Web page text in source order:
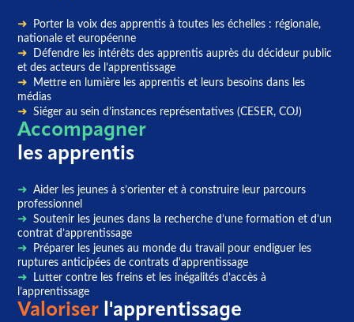
Porter la voix des apprentis à toutes les échelles : régionale,
nationale et européenne
Défendre les intérêts des apprentis auprès du décideur public
et des acteurs de l’apprentissage
Mettre en lumière les apprentis et leurs besoins dans les
médias
Siéger au sein d’instances représentatives (CESER, COJ)
Accompagner
les apprentis
Aider les jeunes à s’orienter et à construire leur parcours
professionnel
Soutenir les jeunes dans la recherche d’une formation et d’un
contrat d’apprentissage
Préparer les jeunes au monde du travail pour endiguer les
ruptures anticipées de contrats d'apprentissage
Lutter contre les freins et les inégalités d’accès à
l’apprentissage
Valoriser l'apprentissage